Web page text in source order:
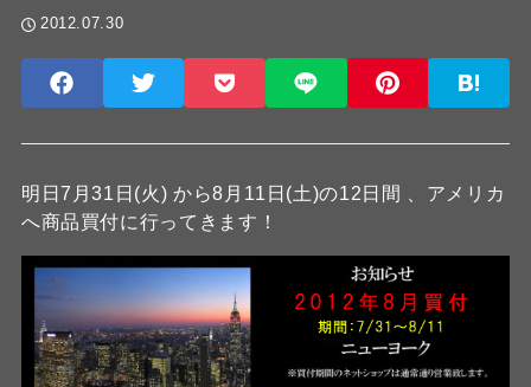
2012.07.30
明日7月31日(火) から8月11日(土)の12日間 、アメリカ
へ商品買付に行ってきます！